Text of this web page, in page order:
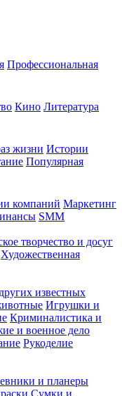
Профессиональная
Кино Литература
жизни Истории
Популярная
компаний Маркетинг
SMM
творчество и досуг
Художественная
известных
Игрушки и
Криминалистика и
и военное дело
Рукоделие
и планеры
Сумки и